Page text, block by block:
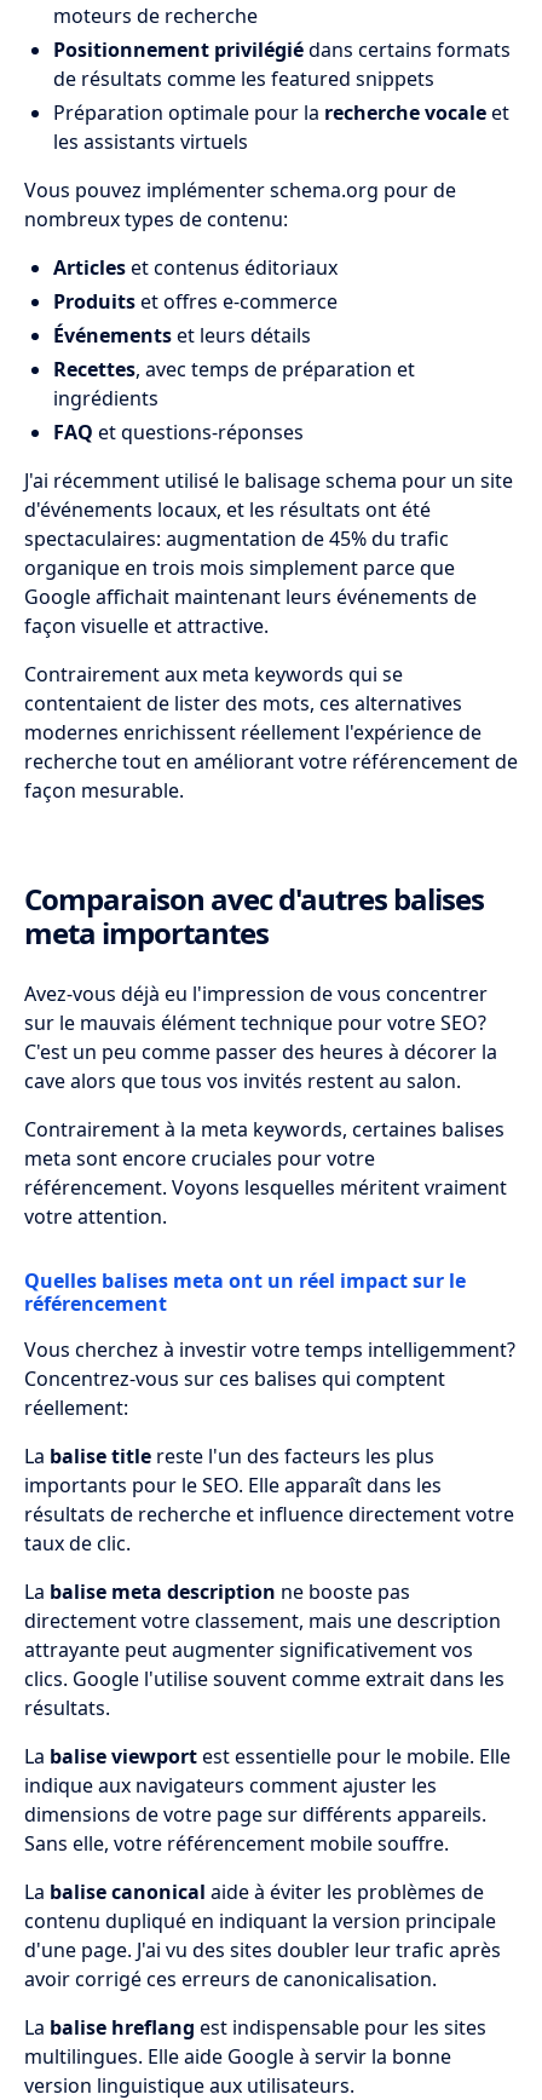
moteurs de recherche
Positionnement privilégiédans certains formats
de résultats comme les featured snippets
Préparation optimale pour la recherche vocaleet
les assistants virtuels
Vous pouvez implémenter schema.org pour de
nombreux types de contenu:
Articleset contenus éditoriaux
Produitset offres e-commerce
Événementset leurs détails
Recettes, avec temps de préparation et
ingrédients
FAQ et questions-réponses
J'ai récemment utilisé le balisage schema pour un site
d'événements locaux, et les résultats ont été
spectaculaires: augmentation de 45% du trafic
organique en trois mois simplement parce que
Google affichait maintenant leurs événements de
façon visuelle et attractive.
Contrairement aux meta keywords qui se
contentaient de lister des mots, ces alternatives
modernes enrichissent réellement l'expérience de
recherche tout en améliorant votre référencement de
façon mesurable.
Comparaison avec d'autres balises
meta importantes
Avez-vous déjà eu l'impression de vous concentrer
sur le mauvais élément technique pour votre SEO?
C'est un peu comme passer des heures à décorer la
cave alors que tous vos invités restent au salon.
Contrairement à la meta keywords, certaines balises
meta sont encore cruciales pour votre
référencement. Voyons lesquelles méritent vraiment
votre attention.
Quelles balises meta ont un réel impact sur le
référencement
Vous cherchez à investir votre temps intelligemment?
Concentrez-vous sur ces balises qui comptent
réellement:
La balise title reste l'un des facteurs les plus
importants pour le SEO. Elle apparaît dans les
résultats de recherche et influence directement votre
taux de clic.
La balise meta description ne booste pas
directement votre classement, mais une description
attrayante peut augmenter significativement vos
clics. Google l'utilise souvent comme extrait dans les
résultats.
La balise viewportest essentielle pour le mobile. Elle
indique aux navigateurs comment ajuster les
dimensions de votre page sur différents appareils.
Sans elle, votre référencement mobile souffre.
La balise canonical aide à éviter les problèmes de
contenu dupliqué en indiquant la version principale
d'une page. J'ai vu des sites doubler leur trafic après
avoir corrigé ces erreurs de canonicalisation.
La balise hreflang est indispensable pour les sites
multilingues. Elle aide Google à servir la bonne
version linguistique aux utilisateurs.